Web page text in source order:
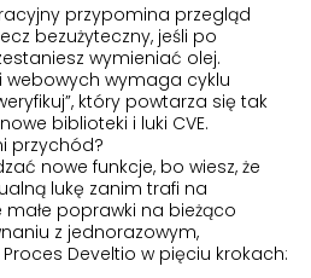
przypomina przegląd
bezużyteczny, jeśli po
wymieniać olej.
webowych wymaga cyklu
, który powtarza się tak
biblioteki i luki CVE.
przychód?
nowe funkcje, bo wiesz, że
lukę zanim trafi na
poprawki na bieżąco
z jednorazowym,
Develtio w pięciu krokach: